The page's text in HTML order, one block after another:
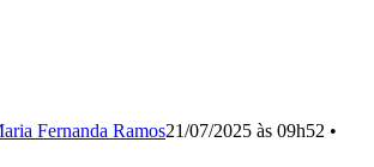
Fernanda Ramos21/07/2025 às 09h52 •